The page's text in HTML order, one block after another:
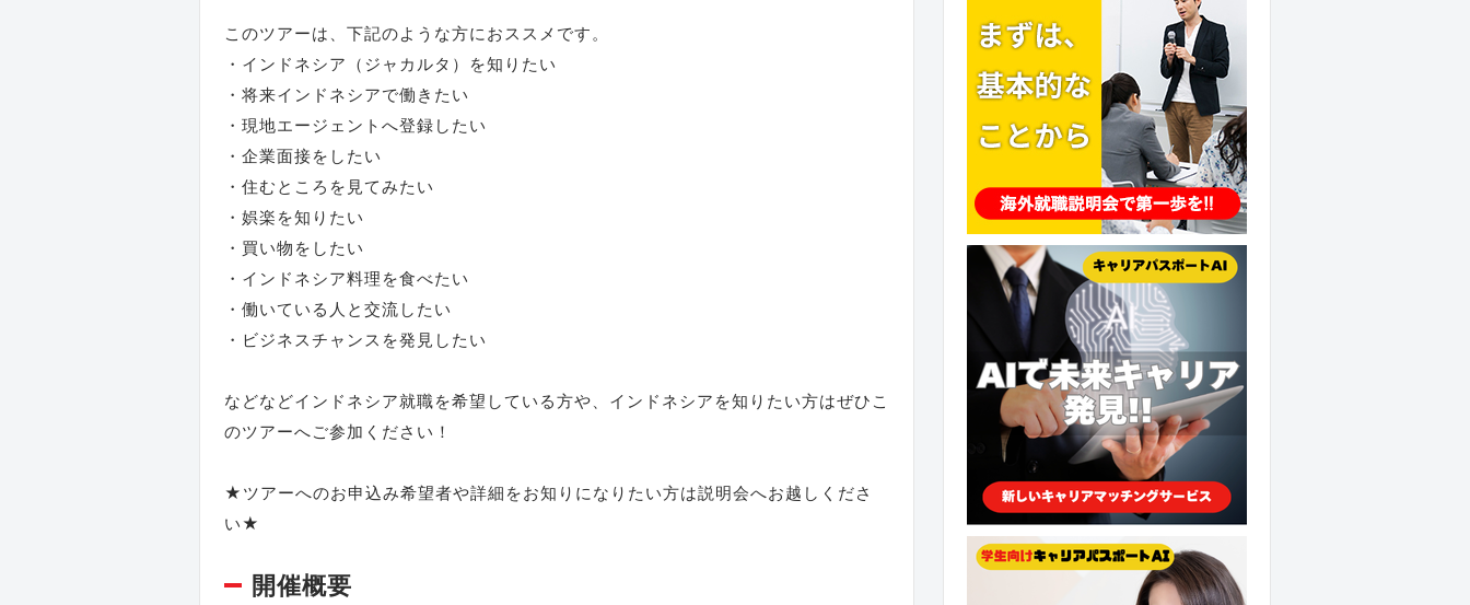
このツアーは、下記のような方におススメです。
・インドネシア（ジャカルタ）を知りたい
・将来インドネシアで働きたい
・現地エージェントへ登録したい
・企業面接をしたい
・住むところを見てみたい
・娯楽を知りたい
・買い物をしたい
・インドネシア料理を食べたい
・働いている人と交流したい
・ビジネスチャンスを発見したい
などなどインドネシア就職を希望している方や、インドネシアを知りたい方はぜひこ
のツアーへご参加ください！
★ツアーへのお申込み希望者や詳細をお知りになりたい方は説明会へお越しくださ
い★
開催概要